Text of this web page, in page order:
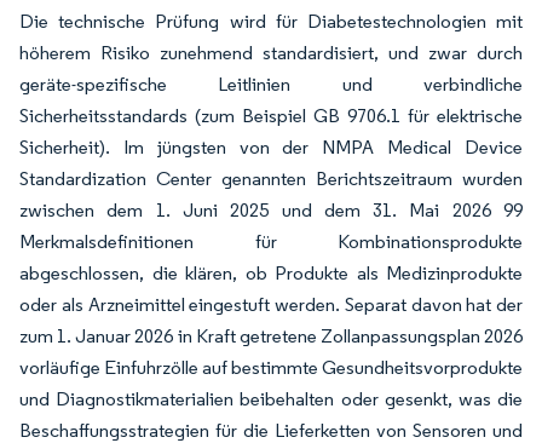
Die technische Prüfung wird für Diabetestechnologien mit
höherem Risiko zunehmend standardisiert, und zwar durch
geräte-spezifische Leitlinien und verbindliche
Sicherheitsstandards (zum Beispiel GB 9706.1 für elektrische
Sicherheit). Im jüngsten von der NMPA Medical Device
Standardization Center genannten Berichtszeitraum wurden
zwischen dem 1. Juni 2025 und dem 31. Mai 2026 99
Merkmalsdefinitionen für Kombinationsprodukte
abgeschlossen, die klären, ob Produkte als Medizinprodukte
oder als Arzneimittel eingestuft werden. Separat davon hat der
zum 1. Januar 2026 in Kraft getretene Zollanpassungsplan 2026
vorläufige Einfuhrzölle auf bestimmte Gesundheitsvorprodukte
und Diagnostikmaterialien beibehalten oder gesenkt, was die
Beschaffungsstrategien für die Lieferketten von Sensoren und